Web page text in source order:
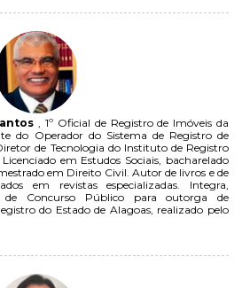
, 1º Oficial de Registro de Imóveis da
do Operador do Sistema de Registro de
de Tecnologia do Instituto de Registro
em Estudos Sociais, bacharelado
em Direito Civil. Autor de livros e de
em revistas especializadas. Integra,
de Concurso Público para outorga de
do Estado de Alagoas, realizado pelo